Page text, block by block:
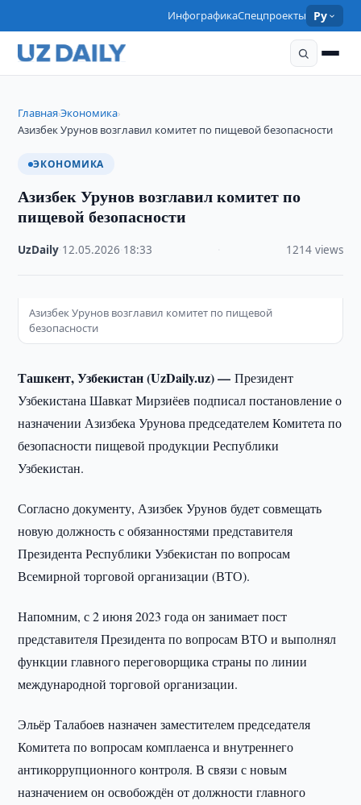
ИнфографикаСпецпроекты Ру
Главная›Экономика›
Азизбек Урунов возглавил комитет по пищевой безопасности
ЭКОНОМИКА
Азизбек Урунов возглавил комитет по
пищевой безопасности
UzDaily 12.05.2026 18:33 1214 views
Азизбек Урунов возглавил комитет по пищевой
безопасности
Ташкент, Узбекистан (UzDaily.uz) —Президент
Узбекистана Шавкат Мирзиёев подписал постановление о
назначении Азизбека Урунова председателем Комитета по
безопасности пищевой продукции Республики
Узбекистан.
Согласно документу, Азизбек Урунов будет совмещать
новую должность с обязанностями представителя
Президента Республики Узбекистан по вопросам
Всемирной торговой организации (ВТО).
Напомним, с 2 июня 2023 года он занимает пост
представителя Президента по вопросам ВТО и выполнял
функции главного переговорщика страны по линии
международной торговой организации.
Эльёр Талабоев назначен заместителем председателя
Комитета по вопросам комплаенса и внутреннего
антикоррупционного контроля. В связи с новым
назначением он освобождён от должности главного